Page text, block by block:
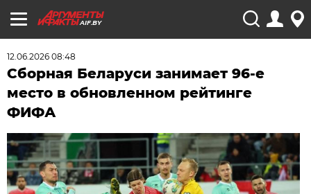
AIF.BY
12.06.2026 08:48
Сборная Беларуси занимает 96-е
место в обновленном рейтинге
ФИФА